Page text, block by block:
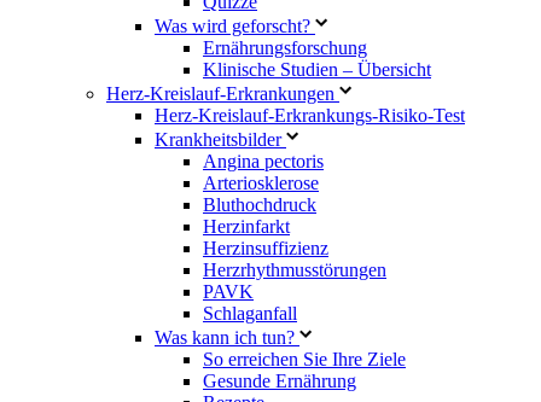
Was wird geforscht?
Ernährungsforschung
Klinische Studien – Übersicht
Herz-Kreislauf-Erkrankungen
Herz-Kreislauf-Erkrankungs-Risiko-Test
Krankheitsbilder
Angina pectoris
Arteriosklerose
Bluthochdruck
Herzinfarkt
Herzinsuffizienz
Herzrhythmusstörungen
PAVK
Schlaganfall
Was kann ich tun?
So erreichen Sie Ihre Ziele
Gesunde Ernährung